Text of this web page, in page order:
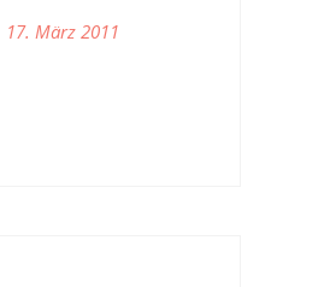
17. März 2011